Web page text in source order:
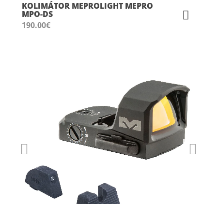
KOLIMÁTOR MEPROLIGHT MEPRO
MPO-DS
190.00€